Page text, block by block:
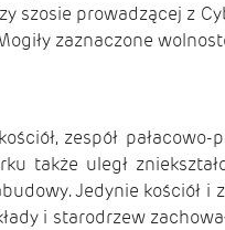
szosie prowadzącej z
zaznaczone
zespół pałacowo-
także uległ
Jedynie kościół i
i starodrzew